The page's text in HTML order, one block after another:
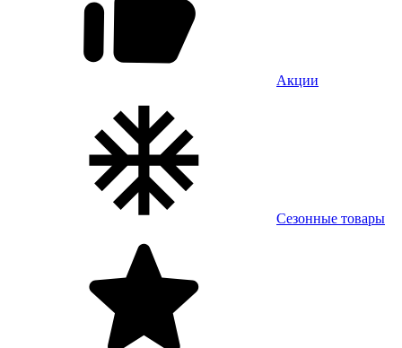
Акции
Сезонные товары